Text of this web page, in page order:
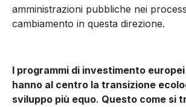
amministrazioni pubbliche nei
cambiamento in questa direzione.
I programmi di investimento
hanno al centro la transizione
sviluppo più equo. Questo come si